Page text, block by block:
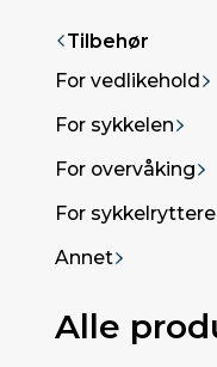
Tilbehør
For vedlikehold
For sykkelen
For overvåking
For
Annet
Alle